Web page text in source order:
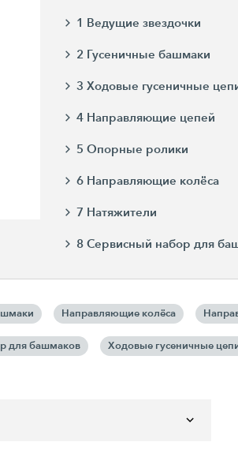
1 Ведущие звездочки
2 Гусеничные башмаки
3 Ходовые гусеничные
4 Направляющие цепей
5 Опорные ролики
6 Направляющие колёса
7 Натяжители
8 Сервисный набор для
Направляющие колёса
для башмаков Ходовые гусеничные